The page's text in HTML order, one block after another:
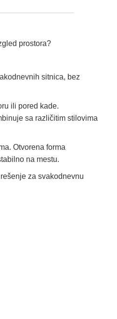
prostora?
sitnica, bez
ili pored kade.
sa različitim stilovima
Otvorena forma
na mestu.
za svakodnevnu